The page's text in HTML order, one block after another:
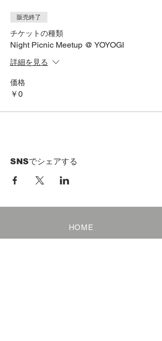
販売終了
チケットの種類
Night Picnic Meetup @ YOYOGI
詳細を見る
価格
￥0
SNSでシェアする
HOME